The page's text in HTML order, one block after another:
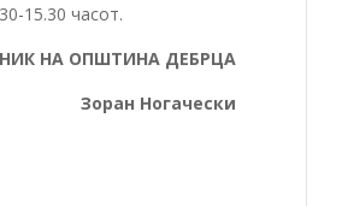
15.30 часот.
НА ОПШТИНА ДЕБРЦА
Зоран Ногачески